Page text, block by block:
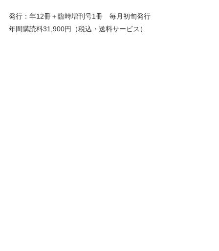
発行：年12冊＋臨時増刊号1冊 毎月初旬発行
年間購読料31,900円（税込・送料サービス）